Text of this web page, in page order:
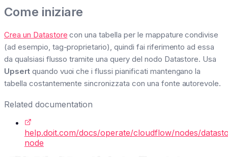
Come iniziare
Crea un Datastore con una tabella per le mappature condivise
(ad esempio, tag-proprietario), quindi fai riferimento ad essa
da qualsiasi flusso tramite una query del nodo Datastore. Usa
Upsertquando vuoi che i flussi pianificati mantengano la
tabella costantemente sincronizzata con una fonte autorevole.
Related documentation
help.doit.com/docs/operate/cloudflow/nodes/
node